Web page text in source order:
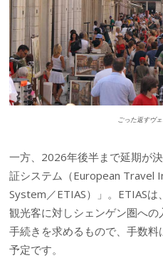
ごった返すヴ
一方、2026年後半まで延期が
証システム（European Travel
System／ETIAS）」。ETIAS
観光客に対しシェンゲン圏へ
手続きを求めるもので、手数
予定です。